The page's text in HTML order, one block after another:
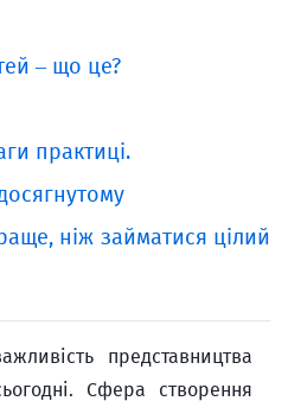
– що це?
практиці.
ніж займатися цілий
представництва
Сфера створення